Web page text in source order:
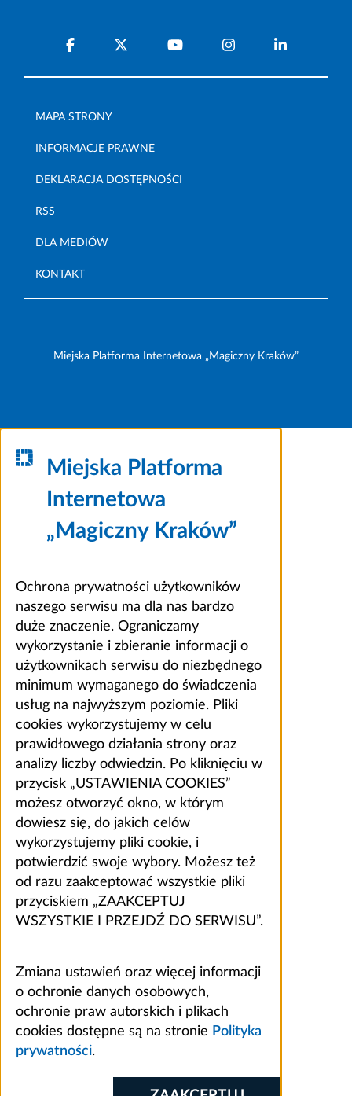
MAPA STRONY
INFORMACJE PRAWNE
DEKLARACJA DOSTĘPNOŚCI
RSS
DLA MEDIÓW
KONTAKT
Miejska Platforma Internetowa „Magiczny Kraków”
Miejska Platforma
Internetowa
„Magiczny Kraków”
Ochrona prywatności użytkowników
naszego serwisu ma dla nas bardzo
duże znaczenie. Ograniczamy
wykorzystanie i zbieranie informacji o
użytkownikach serwisu do niezbędnego
minimum wymaganego do świadczenia
usług na najwyższym poziomie. Pliki
cookies wykorzystujemy w celu
prawidłowego działania strony oraz
analizy liczby odwiedzin. Po kliknięciu w
przycisk „USTAWIENIA COOKIES”
możesz otworzyć okno, w którym
dowiesz się, do jakich celów
wykorzystujemy pliki cookie, i
potwierdzić swoje wybory. Możesz też
od razu zaakceptować wszystkie pliki
przyciskiem „ZAAKCEPTUJ
WSZYSTKIE I PRZEJDŹ DO SERWISU”.
Zmiana ustawień oraz więcej informacji
o ochronie danych osobowych,
ochronie praw autorskich i plikach
cookies dostępne są na stronie Polityka
prywatności.